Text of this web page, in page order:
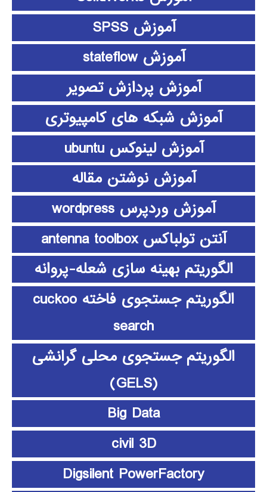
آموزش SPSS
آموزش stateflow
آموزش پردازش تصویر
آموزش شبکه های کامپیوتری
آموزش لینوکس ubuntu
آموزش نوشتن مقاله
آموزش وردپرس wordpress
آنتن تولباکس antenna toolbox
الگوریتم بهینه سازی شعله-پروانه
الگوریتم جستجوی فاخته cuckoo
search
الگوریتم جستجوی محلی گرانشی
(GELS)
Big Data
civil 3D
Digsilent PowerFactory